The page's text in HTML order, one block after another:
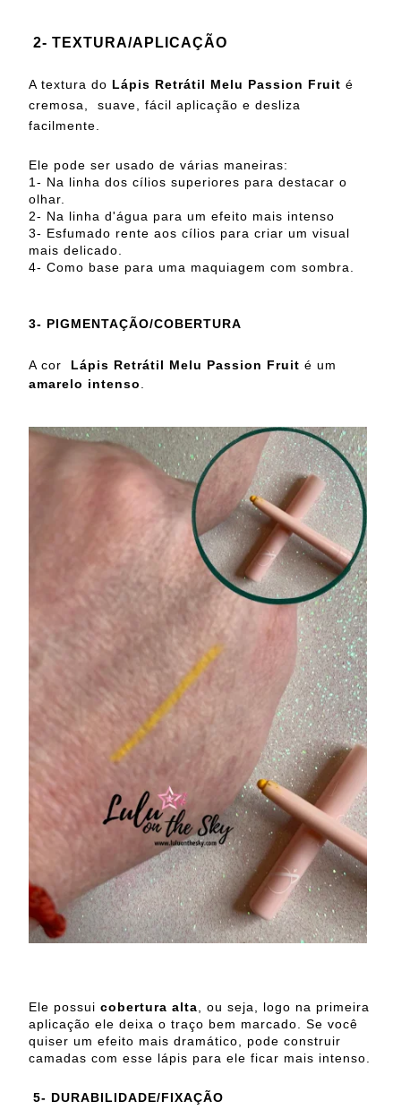
2- TEXTURA/APLICAÇÃO
A textura do Lápis Retrátil Melu Passion Fruit é
cremosa, suave, fácil aplicação e desliza
facilmente.
Ele pode ser usado de várias maneiras:
1- Na linha dos cílios superiores para destacar o
olhar.
2- Na linha d'água para um efeito mais intenso
3- Esfumado rente aos cílios para criar um visual
mais delicado.
4- Como base para uma maquiagem com sombra.
3- PIGMENTAÇÃO/COBERTURA
A cor Lápis Retrátil Melu Passion Fruit é um
amarelo intenso
Ele possui cobertura alta , ou seja, logo na primeira
aplicação ele deixa o traço bem marcado. Se você
quiser um efeito mais dramático, pode construir
camadas com esse lápis para ele ficar mais intenso.
5- DURABILIDADE/FIXAÇÃO